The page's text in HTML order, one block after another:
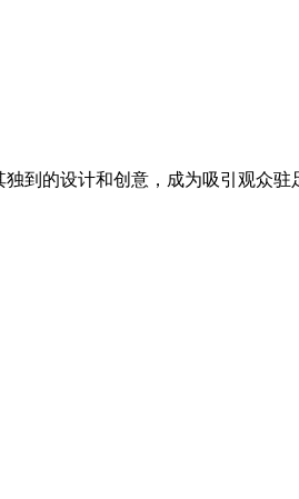
到的设计和创意，成为吸引观众